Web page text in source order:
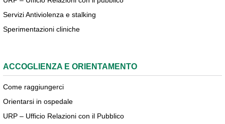
Servizi Antiviolenza e stalking
Sperimentazioni cliniche
ACCOGLIENZA E ORIENTAMENTO
Come raggiungerci
Orientarsi in ospedale
URP – Ufficio Relazioni con il Pubblico